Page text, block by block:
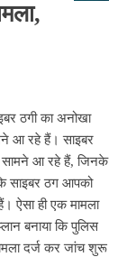
ठगी का अनोखा
आ रहे हैं। साइबर
सामने आ रहे हैं, जिनके
साइबर ठग आपको
ऐसा ही एक मामला
बनाया कि पुलिस
दर्ज कर जांच शुरू